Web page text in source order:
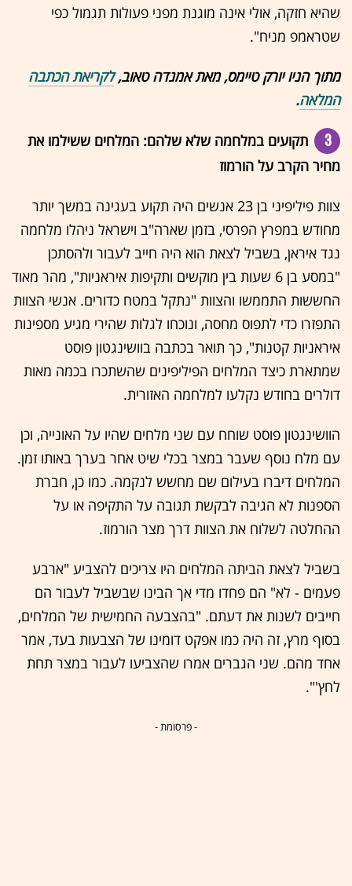
שהיא חזקה, אולי אינה מוגנת מפני פעולות תגמול כפי
שטראמפ מניח".
מתוך הניו יורק טיימס, מאת אמנדה טאוב,לקריאת הכתבה
המלאה.
3
תקועים במלחמה שלא שלהם: המלחים ששילמו את
מחיר הקרב על הורמוז
צוות פיליפיני בן 23 אנשים היה תקוע בעגינה במשך יותר
מחודש במפרץ הפרסי, בזמן שארה"ב וישראל ניהלו מלחמה
נגד איראן, בשביל לצאת הוא היה חייב לעבור ולהסתכן
"במסע בן 6 שעות בין מוקשים ותקיפות איראניות", מהר מאוד
החששות התממשו והצוות "נתקל במטח כדורים. אנשי הצוות
התפזרו כדי לתפוס מחסה, ונוכחו לגלות שהירי מגיע מספינות
איראניות קטנות", כך תואר בכתבה בוושינגטון פוסט
שמתארת כיצד המלחים הפיליפינים שהשתכרו בכמה מאות
דולרים בחודש נקלעו למלחמה האזורית.
הוושינגטון פוסט שוחח עם שני מלחים שהיו על האונייה, וכן
עם מלח נוסף שעבר במצר בכלי שיט אחר בערך באותו זמן.
המלחים דיברו בעילום שם מחשש לנקמה. כמו כן, חברת
הספנות לא הגיבה לבקשת תגובה על התקיפה או על
ההחלטה לשלוח את הצוות דרך מצר הורמוז.
בשביל לצאת הביתה המלחים היו צריכים להצביע "ארבע
פעמים - לא" הם פחדו מדי אך הבינו שבשביל לעבור הם
חייבים לשנות את דעתם. "בהצבעה החמישית של המלחים,
בסוף מרץ, זה היה כמו אפקט דומינו של הצבעות בעד, אמר
אחד מהם. שני הגברים אמרו שהצביעו לעבור במצר תחת
לחץ'".
- פרסומת -